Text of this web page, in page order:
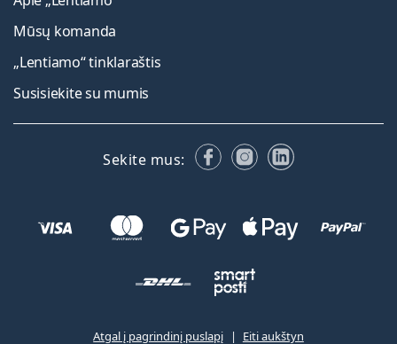
Mūsų komanda
„Lentiamo“ tinklaraštis
Susisiekite su mumis
Sekite mus: FacebookInstagram
LinkedIn
Atgal į pagrindinį puslapį Eiti aukštyn